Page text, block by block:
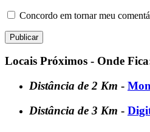
Concordo em tornar meu
Locais Próximos - Onde
Distância de 2 Km -
Distância de 3 Km -